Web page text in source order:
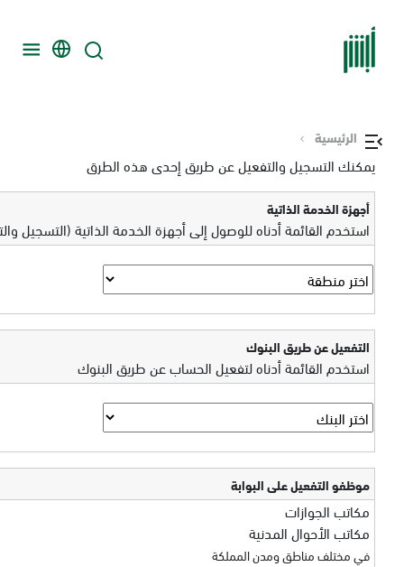
الرئيسية
يمكنك التسجيل والتفعيل عن طريق إحدى هذه الطرق
أجهزة الخدمة الذاتية
استخدم القائمة أدناه للوصول إلى أجهزة الخدمة الذاتية (التسجيل
التفعيل عن طريق البنوك
استخدم القائمة أدناه لتفعيل الحساب عن طريق البنوك
موظفو التفعيل على البوابة
مكاتب الجوازات
مكاتب الأحوال المدنية
في مختلف مناطق ومدن المملكة